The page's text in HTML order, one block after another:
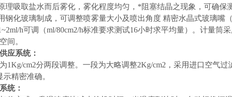
理吸取盐水而后雾化，雾化程度均匀，*阻塞结晶之现象，可确保
钢化玻璃制成，可调整喷雾量大小及喷出角度 精密水晶式玻璃嘴
h可调（ml/80cm2/h标准要求测试16小时求平均量）。计量
间。
应系统：
1Kg/cm2分两段调整。一段为大略调整2Kg/cm2，采用进口空气
示精密准确。
统：